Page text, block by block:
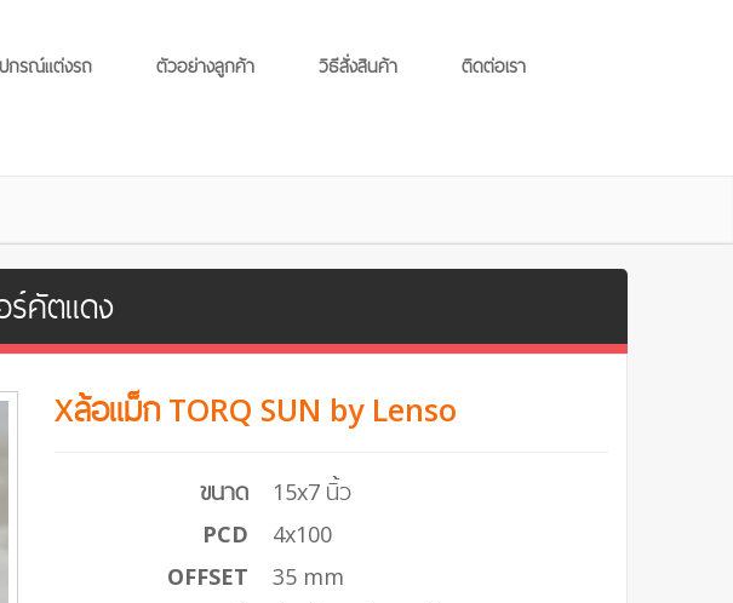
กรณ์แต่งรถ ตัวอย่างลูกค้า วิธีสั่งสินค้า ติดต่อเรา
ร์คัตแดง
Xล้อแม็ก TORQ SUN by Lenso
ขนาด
15x7 นิ้ว
PCD
4x100
OFFSET
35 mm